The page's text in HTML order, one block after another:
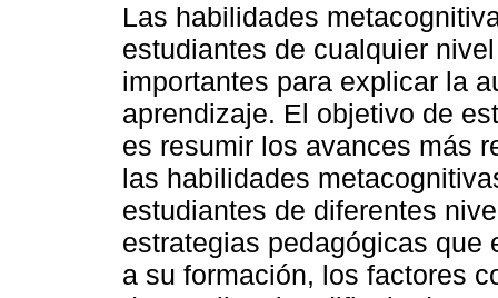
Las habilidades
estudiantes de cualquier
importantes para explicar la
aprendizaje. El objetivo de
es resumir los avances más
las habilidades
estudiantes de diferentes
estrategias pedagógicas que
a su formación, los factores